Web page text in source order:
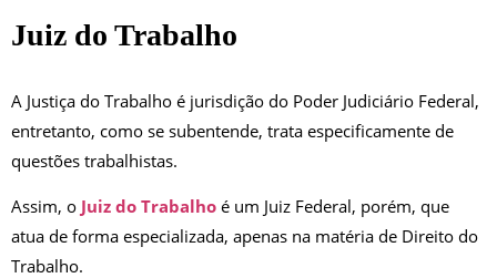
Juiz do Trabalho
A Justiça do Trabalho é jurisdição do Poder Judiciário Federal,
entretanto, como se subentende, trata especificamente de
questões trabalhistas.
Assim, o Juiz do Trabalho é um Juiz Federal, porém, que
atua de forma especializada, apenas na matéria de Direito do
Trabalho.